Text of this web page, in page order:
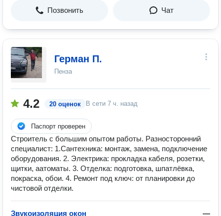
Позвонить Чат
Герман П.
Пенза
4.2 20 оценок В сети 7 ч. назад
Паспорт проверен
Строитель с большим опытом работы. Разносторонний
специалист: 1.Сантехника: монтаж, замена, подключение
оборудования. 2. Электрика: прокладка кабеля, розетки,
щитки, аатоматы. 3. Отделка: подготовка, шпатлёвка,
покраска, обои. 4. Ремонт под ключ: от планировки до
чистовой отделки.
Звукоизоляция окон —